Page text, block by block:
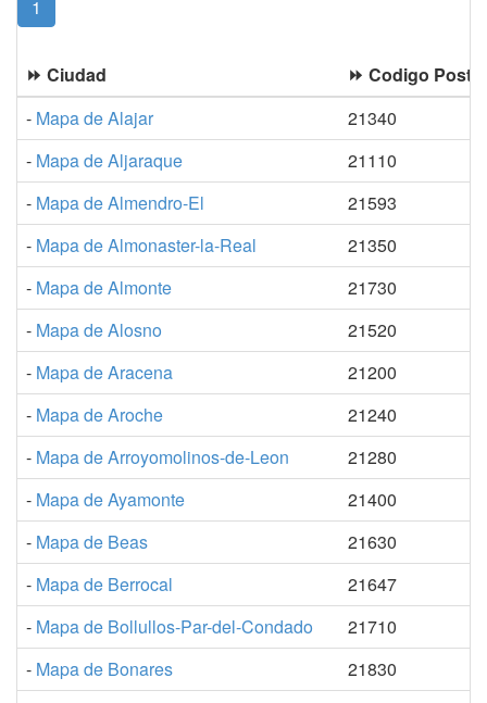
1
⏩ Ciudad
⏩ Codigo Postal
- Mapa de Alajar
21340
- Mapa de Aljaraque
21110
- Mapa de Almendro-El
21593
- Mapa de Almonaster-la-Real
21350
- Mapa de Almonte
21730
- Mapa de Alosno
21520
- Mapa de Aracena
21200
- Mapa de Aroche
21240
- Mapa de Arroyomolinos-de-Leon
21280
- Mapa de Ayamonte
21400
- Mapa de Beas
21630
- Mapa de Berrocal
21647
- Mapa de Bollullos-Par-del-Condado
21710
- Mapa de Bonares
21830